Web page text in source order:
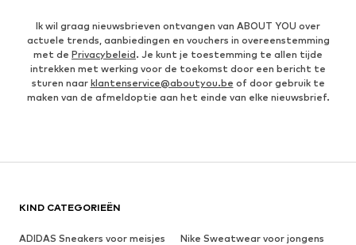
Ik wil graag nieuwsbrieven ontvangen van ABOUT YOU over
actuele trends, aanbiedingen en vouchers in overeenstemming
met de Privacybeleid. Je kunt je toestemming te allen tijde
intrekken met werking voor de toekomst door een bericht te
sturen naar klantenservice@aboutyou.be of door gebruik te
maken van de afmeldoptie aan het einde van elke nieuwsbrief.
KIND CATEGORIEËN
ADIDAS Sneakers voor meisjes
Nike Sweatwear voor jongens